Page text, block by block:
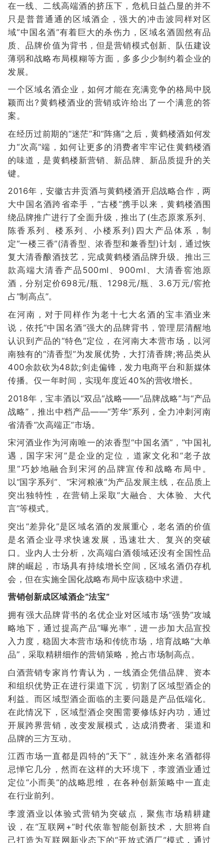
在一线、二线高端酒的挤压下，危机日益凸显的并不
只是普普通通的区域酒企，强大的冲击波同样对区
域“中国名酒”有着巨大的杀伤力，区域名酒固然有品
质、品牌价值为背书，但是营销模式创新、队伍建设
薄弱和战略布局模糊等方面，多多少少制约着企业的
发展。
一个区域名酒企业，如何才能在充满竞争的格局中脱
颖而出?黄鹤楼酒业的营销或许给出了一个满意的答
案。
在经历过前期的“迷茫”和“阵痛”之后，黄鹤楼酒如何发
力“次高”端，如何让更多的消费者牢牢记住黄鹤楼酒
的味道，是黄鹤楼新营销、新品牌、新品质提升的关
键。
2016年，安徽古井贡酒与黄鹤楼酒开启战略合作，两
大中国名酒跨省牵手，“古楼”携手以来，黄鹤楼酒围
绕品牌推广进行了全面升级，推出了(生态原浆系列、
陈香系列、楼系列、小楼系列)四大产品体系，制
定“一楼三香”(清香型、浓香型和兼香型)计划，通过恢
复大清香酿酒技艺，完成黄鹤楼酒品牌升级。推出三
款高端大清香产品500ml、900ml、大清香窖池原
酒，分别定价698元/瓶、1298元/瓶、3.6万元/窖抢
占“制高点”。
在河南，对于同样作为老十七大名酒的宝丰酒业来
说，依托“中国名酒”强大的品牌背书，管理层清醒地
认识到产品的“特色”定位，在河南大本营市场，以河
南独有的“清香型”为发展优势，大打清香牌;将品类从
400余款砍为48款;剑走偏锋，发力电商平台和新媒体
传播。仅一年时间，实现年度近40%的营收增长。
2018年，宝丰酒以“双品”战略——“品牌战略”与“产品
战略”，推出中档产品——“芳华”系列，全力冲刺河南
省清香“次高端正”市场。
宋河酒业作为河南唯一的浓香型“中国名酒”，“中国礼
遇，国字宋河”是企业的定位，道家文化和“老子故
里”巧妙地融合到宋河的品牌宣传和战略布局中。
以“国字系列”、“宋河粮液”为产品发展主线，在品质上
突出独特性，在营销上采取“大融合、大体验、大代
言”等模式。
突出“差异化”是区域名酒的发展重心，老名酒的价值
是名酒企业寻求快速发展，迅速壮大、复兴的突破
口。业内人士分析，次高端白酒领域还没有全国性品
牌的崛起，市场具有持续增长空间，区域名酒仍存机
会，但在实施全国化战略布局中应该稳中求进。
营销创新成区域酒企“法宝”
拥有强大品牌背书的名优企业对区域市场“强势”攻城
略地下，通过提高产品“曝光率”，进一步加大品宣投
入力度，稳固大本营市场和传统市场，培育战略“大单
品”，采取精耕细作的营销策略，抢占市场制高点。
白酒营销专家肖竹青认为，一线酒企凭借品牌、资本
和组织优势正在进行渠道下沉，切割了区域型酒企的
利益。而区域型酒企面临的主要问题是产品低端化。
在此情况下，区域型酒企突围需要修练好内功，通过
开展跨界营销，改变发展模式，达成消费者、渠道和
品牌的三方互动。
江西市场一直都是四特的“天下”，就连外来名酒都得
忌惮它几分，然而在这样的大环境下，李渡酒业通过
定位“小而美”的战略思维，在各种创新策略中一直走
在行业前列。
李渡酒业以体验式营销为突破点，聚焦市场精耕建
设，在“互联网+”时代依靠智能创新技术，大胆将自
己打造为互联网新业态下的“开放式酒厂”模式，通过